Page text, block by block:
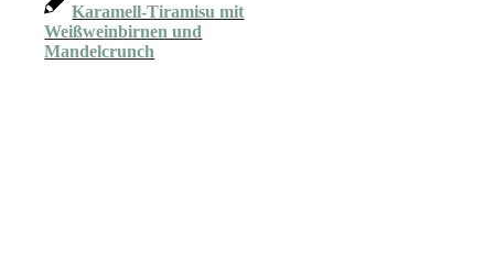
Karamell-Tiramisu mit
Weißweinbirnen und
Mandelcrunch